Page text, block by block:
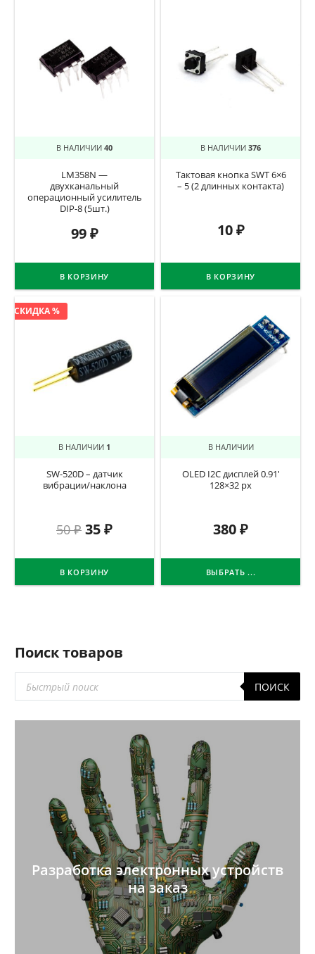
В НАЛИЧИИ 40
LM358N —
двухканальный
операционный усилитель
DIP-8 (5шт.)
99₽
В КОРЗИНУ
В НАЛИЧИИ 376
Тактовая кнопка SWT 6×6
– 5 (2 длинных контакта)
10₽
В КОРЗИНУ
СКИДКА %
В НАЛИЧИИ 1
SW-520D – датчик
вибрации/наклона
50₽ 35₽
В КОРЗИНУ
В НАЛИЧИИ
OLED I2C дисплей 0.91′
128×32 px
380₽
ВЫБРАТЬ ...
Поиск товаров
товаров
ПОИСК
Разработка электронных устройств
на заказ